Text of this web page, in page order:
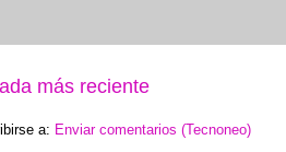
más reciente
a: Enviar comentarios (Tecnoneo)